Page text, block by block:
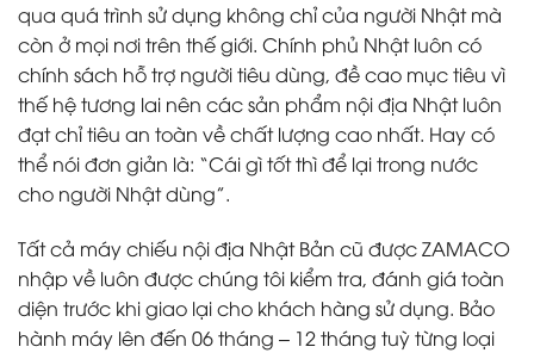
qua quá trình sử dụng không chỉ của người Nhật mà
còn ở mọi nơi trên thế giới. Chính phủ Nhật luôn có
chính sách hỗ trợ người tiêu dùng, đề cao mục tiêu vì
thế hệ tương lai nên các sản phẩm nội địa Nhật luôn
đạt chỉ tiêu an toàn về chất lượng cao nhất. Hay có
thể nói đơn giản là: “Cái gì tốt thì để lại trong nước
cho người Nhật dùng”.
Tất cả máy chiếu nội địa Nhật Bản cũ được ZAMACO
nhập về luôn được chúng tôi kiểm tra, đánh giá toàn
diện trước khi giao lại cho khách hàng sử dụng. Bảo
hành máy lên đến 06 tháng – 12 tháng tuỳ từng loại